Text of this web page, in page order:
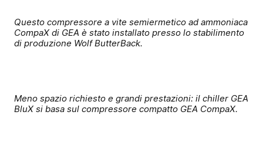
Questo compressore a vite semiermetico ad ammoniaca
CompaX di GEA è stato installato presso lo stabilimento
di produzione Wolf ButterBack.
Meno spazio richiesto e grandi prestazioni: il chiller GEA
BluX si basa sul compressore compatto GEA CompaX.